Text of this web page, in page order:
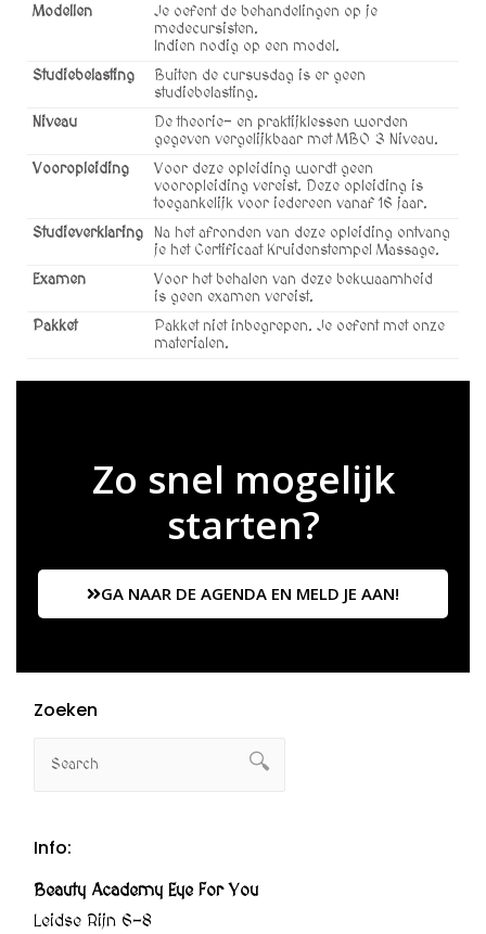
Modellen
Je oefent de behandelingen op je
medecursisten.
Indien nodig op een model.
Studiebelasting
Buiten de cursusdag is er geen
studiebelasting.
Niveau
De theorie- en praktijklessen worden
gegeven vergelijkbaar met MBO 3 Niveau.
Vooropleiding
Voor deze opleiding wordt geen
vooropleiding vereist. Deze opleiding is
toegankelijk voor iedereen vanaf 16 jaar.
Studieverklaring
Na het afronden van deze opleiding ontvang
je het Certificaat Kruidenstempel Massage.
Examen
Voor het behalen van deze bekwaamheid
is geen examen vereist.
Pakket
Pakket niet inbegrepen. Je oefent met onze
materialen.
Zo snel mogelijk
starten?
GA NAAR DE AGENDA EN MELD JE AAN!
Zoeken
Info:
Beauty Academy Eye For You
Leidse Rijn 6-8